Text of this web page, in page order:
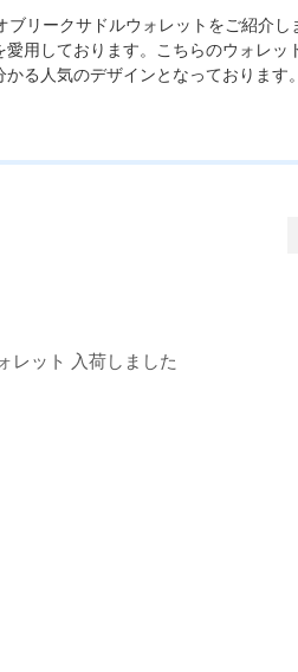
リークサドルウォレットをご紹介し
用しております。こちらのウォレッ
る人気のデザインとなっております
レット 入荷しました